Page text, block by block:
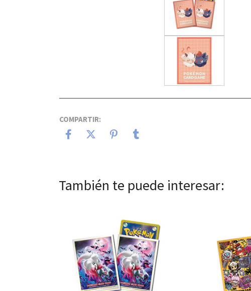
COMPARTIR:
También te puede interesar:
Ver detalles